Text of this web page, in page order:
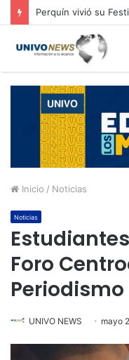
Perquín vivió su
Inicio / Noticias
Noticias
Foro
Periodismo
UNIVO NEWS mayo